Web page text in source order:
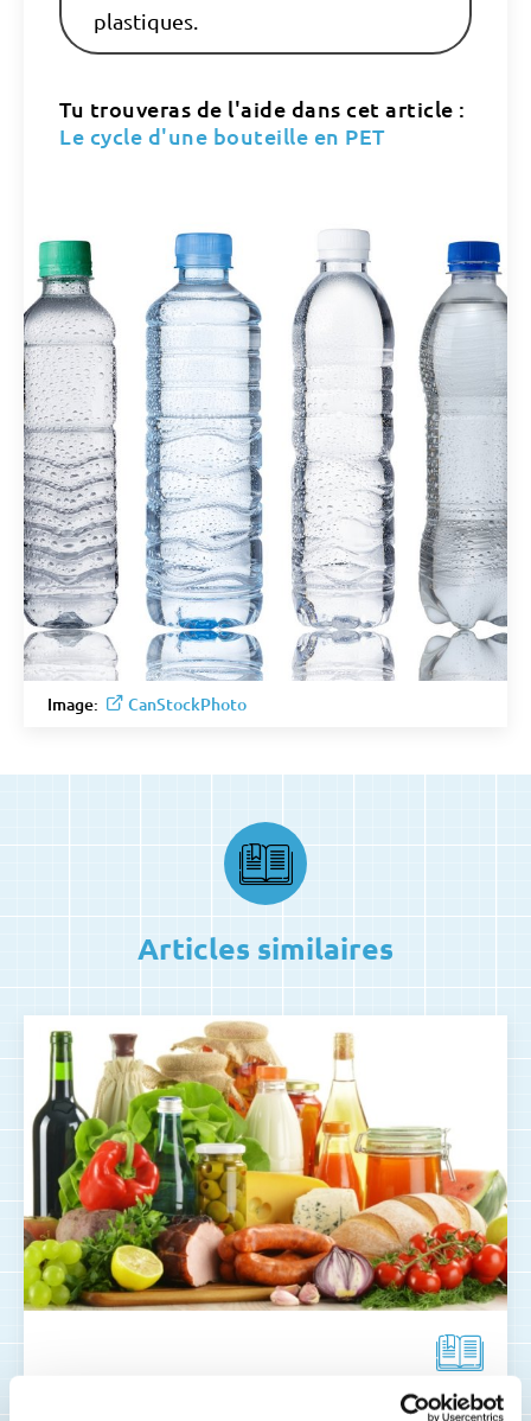
plastiques.
Tu trouveras de l'aide dans cet article :
Le cycle d'une bouteille en PET
Image: CanStockPhoto
Articles similaires